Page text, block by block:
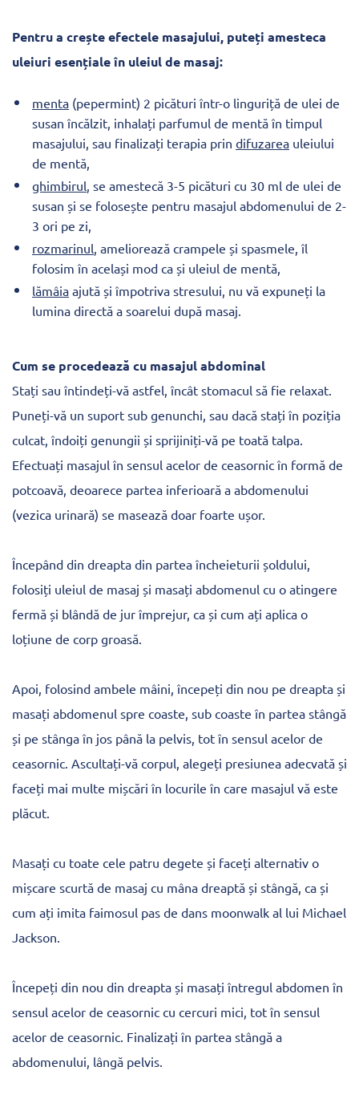
Pentru a crește efectele masajului, puteți amesteca
uleiuri esențiale în uleiul de masaj:
menta (pepermint) 2 picături într-o linguriță de ulei de
susan încălzit, inhalați parfumul de mentă în timpul
masajului, sau finalizați terapia prin difuzarea uleiului
de mentă,
ghimbirul , se amestecă 3-5 picături cu 30 ml de ulei de
susan și se folosește pentru masajul abdomenului de 2-
3 ori pe zi,
rozmarinul , ameliorează crampele și spasmele, îl
folosim în același mod ca și uleiul de mentă,
lămâia ajută și împotriva stresului, nu vă expuneți la
lumina directă a soarelui după masaj.
Cum se procedează cu masajul abdominal
Stați sau întindeți-vă astfel, încât stomacul să fie relaxat.
Puneți-vă un suport sub genunchi, sau dacă stați în poziția
culcat, îndoiți genungii și sprijiniți-vă pe toată talpa.
Efectuați masajul în sensul acelor de ceasornic în formă de
potcoavă, deoarece partea inferioară a abdomenului
(vezica urinară) se masează doar foarte ușor.
Începând din dreapta din partea încheieturii șoldului,
folosiți uleiul de masaj și masați abdomenul cu o atingere
fermă și blândă de jur împrejur, ca și cum ați aplica o
loțiune de corp groasă.
Apoi, folosind ambele mâini, începeți din nou pe dreapta și
masați abdomenul spre coaste, sub coaste în partea stângă
și pe stânga în jos până la pelvis, tot în sensul acelor de
ceasornic. Ascultați-vă corpul, alegeți presiunea adecvată și
faceți mai multe mișcări în locurile în care masajul vă este
plăcut.
Masați cu toate cele patru degete și faceți alternativ o
mișcare scurtă de masaj cu mâna dreaptă și stângă, ca și
cum ați imita faimosul pas de dans moonwalk al lui Michael
Jackson.
Începeți din nou din dreapta și masați întregul abdomen în
sensul acelor de ceasornic cu cercuri mici, tot în sensul
acelor de ceasornic. Finalizați în partea stângă a
abdomenului, lângă pelvis.